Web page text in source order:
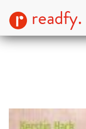
readfy.